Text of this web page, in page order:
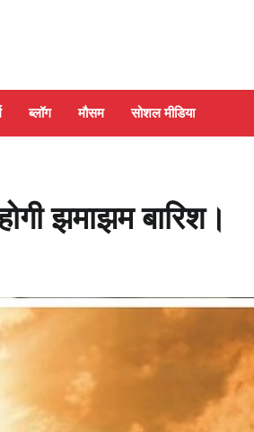
ब्लॉग मौसम सोशल मीडिया
झमाझम बारिश।